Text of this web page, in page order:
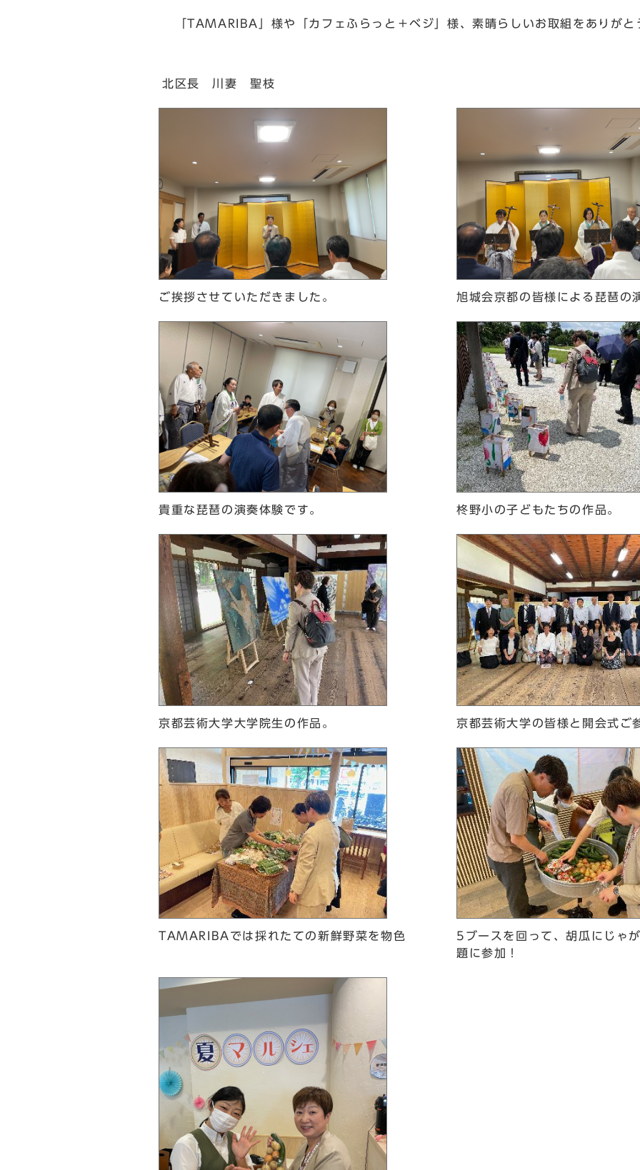
「TAMARIBA」様や「カフェふらっと＋ベジ」様、素晴らしいお取組をありがと
北区長 川妻 聖枝
ご挨拶させていただきました。 旭城会京都の皆様による琵琶の
貴重な琵琶の演奏体験です。 柊野小の子どもたちの作品。
京都芸術大学大学院生の作品。 京都芸術大学の皆様と開会式ご
TAMARIBAでは採れたての新鮮野菜を物色
5ブースを回って、胡瓜にじゃ
題に参加！